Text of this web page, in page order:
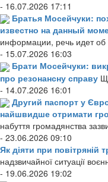
- 16.07.2026 17:11
Братья Мосейчуки:
известно на данный
информации, речь идет об
- 15.07.2026 16:03
Брати Мосейчуки:
про резонансну справу
- 14.07.2026 16:01
Другий паспорт у
найшвидше отримати
набуття громадянства
- 23.06.2026 09:10
Як діяти при повітряній
надзвичайної ситуації
- 19.06.2026 19:02